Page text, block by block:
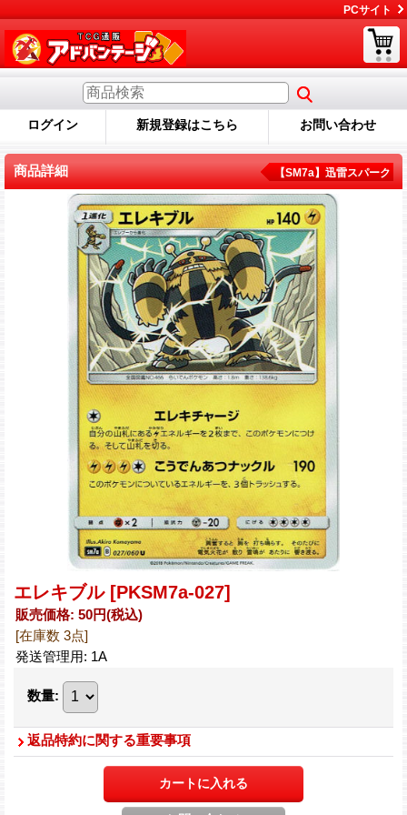
PCサイト
ログイン 新規登録はこちら お問い合わせ
商品詳細 【SM7a】迅雷スパーク
エレキブル [PKSM7a-027]
販売価格: 50円(税込)
[在庫数 3点]
発送管理用: 1A
数量:
返品特約に関する重要事項